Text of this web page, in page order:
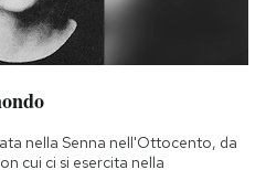
nella Senna nell'Ottocento, da
cui ci si esercita nella